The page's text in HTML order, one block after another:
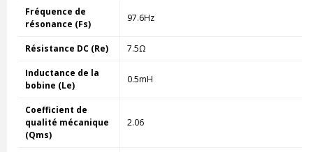
Fréquence de
résonance (Fs)
97.6Hz
Résistance DC (Re) 7.5Ω
Inductance de la
bobine (Le)
0.5mH
Coefficient de
qualité mécanique
(Qms)
2.06